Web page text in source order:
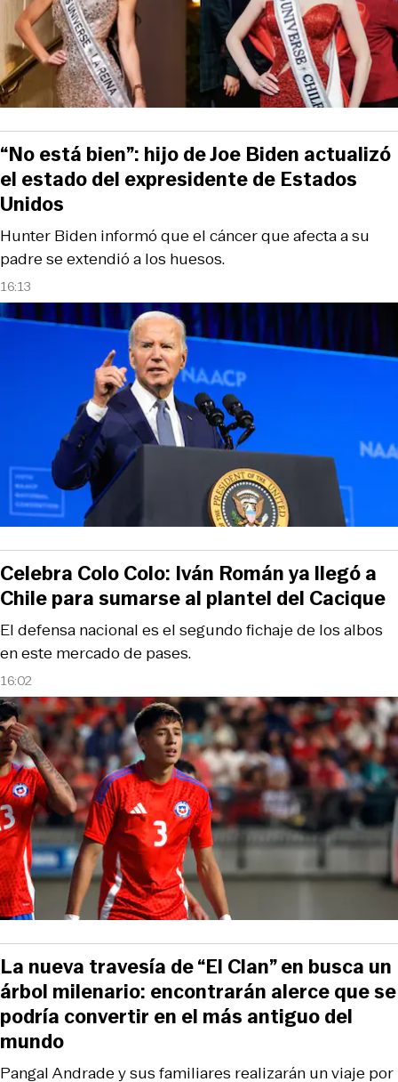
16:13
Hunter Biden informó que el cáncer que afecta a su
padre se extendió a los huesos.
“No está bien”: hijo de Joe Biden actualizó
el estado del expresidente de Estados
Unidos
16:02
El defensa nacional es el segundo fichaje de los albos
en este mercado de pases.
Celebra Colo Colo: Iván Román ya llegó a
Chile para sumarse al plantel del Cacique
Pangal Andrade y sus familiares realizarán un viaje por
La nueva travesía de “El Clan” en busca un
árbol milenario: encontrarán alerce que se
podría convertir en el más antiguo del
mundo